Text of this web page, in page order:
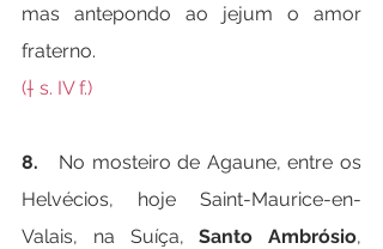
mas antepondo ao jejum o amor
fraterno.
(† s. IV f.)
8. No mosteiro de Agaune, entre os
Helvécios, hoje Saint-Maurice-en-
Valais, na Suíça, Santo Ambrósio,